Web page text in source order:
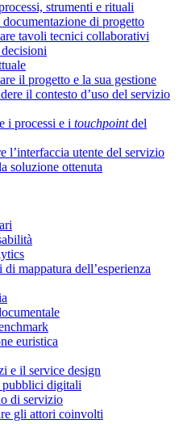
strumenti e rituali
di progetto
tavoli tecnici collaborativi
il progetto e la sua gestione
il contesto d’uso del servizio
i processi e i touchpointdel
l’interfaccia utente del servizio
soluzione ottenuta
mappatura dell’esperienza
euristica
e il service design
pubblici digitali
di servizio
gli attori coinvolti